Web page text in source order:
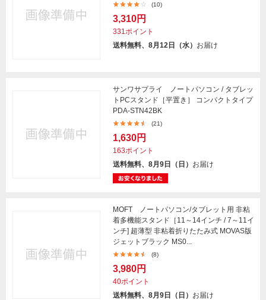
(10)
3,310円
331ポイント
送料無料、8月12日（水） お届け
サンワサプライ ノートパソコン / タブレッ
トPCスタンド［平置き］ コンパクトタイプ
PDA-STN42BK
(21)
1,630円
163ポイント
送料無料、8月9日（日） お届け
MOFT ノートパソコン/タブレット用 非粘
着多機能スタンド［11～14インチ / 7～11イ
ンチ] 超薄型 非粘着折りたたみ式 MOVAS版
ジェットブラック MS0...
(8)
3,980円
40ポイント
送料無料、8月9日（日） お届け